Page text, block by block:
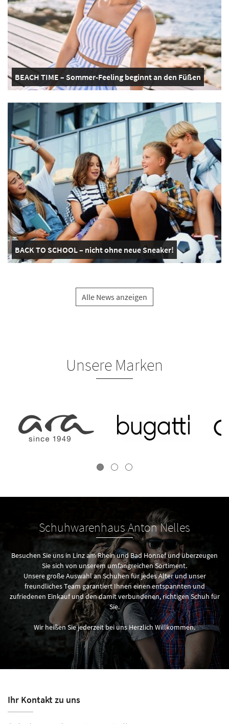
BEACH TIME – Sommer-Feeling beginnt an den Füßen
BACK TO SCHOOL – nicht ohne neue Sneaker!
Alle News anzeigen
Unsere Marken
Schuhwarenhaus Anton Nelles
Besuchen Sie uns in Linz am Rhein und Bad Honnef und überzeugen
Sie sich von unserem umfangreichen Sortiment.
Unsere große Auswahl an Schuhen für jedes Alter und unser
freundliches Team garantiert Ihnen einen entspannten und
zufriedenen Einkauf und den damit verbundenen, richtigen Schuh für
Sie.
Wir heißen Sie jederzeit bei uns Herzlich Willkommen.
Ihr Kontakt zu uns